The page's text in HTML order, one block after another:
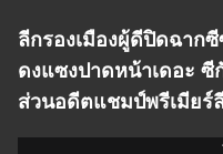
ลีกรองเมืองผู้ดีปิดฉาก
ดงแซงปาดหน้าเดอะ
ส่วนอดีตแชมป์พรีเมียร์